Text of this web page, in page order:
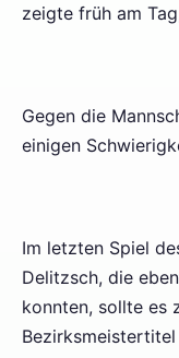
zeigte früh am
Gegen die
einigen
Im letzten Spiel
Delitzsch, die
konnten, sollte es